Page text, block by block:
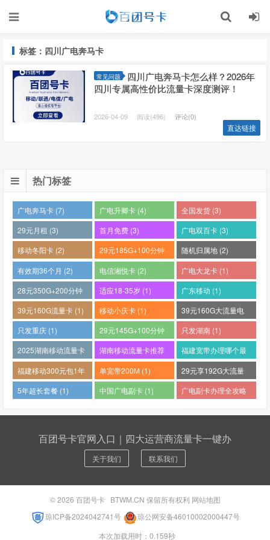
标签：四川广电奔马卡
常见问题
四川广电奔马卡怎么样？2026年
四川专属高性价比流量卡深度测评！
2026-04-09 阅读(496) 评论(0)
直达链接
热门标签
广电奔马卡 (7) 广电升卿卡 (4)
全国发货 (3)
29元月租 (3)
首月免费 (3)
广电双百卡 (3)
移动冬阳卡 (2)
29元185G+100分钟
(2)
随机归属地 (2)
有效期36个月 (2)
电信湘悦卡 (2)
广电大龙卡 (1)
28元350G+200分钟
(1)
适应18-35岁 (1)
广东移动 (1)
39元160G流量卡 (1)
移动小庆卡 (1)
39元160G大流量电
话卡 (1)
只发重庆 (1)
29元145G+100分钟
(1)
只发湖南 (1)
2025湖南移动流量卡
哪个好 (1)
湖南移动流量卡推荐
(1)
福建宽带办理哪个最
便宜 (1)
福建移动300元包1年
(1)
单宽带200M (1)
29元享192G大流量
(1)
5年超长套餐 (1) 中国广电副卡 (1)
广电副卡办理全攻略
百团号卡官网入口｜四大运营商流量卡一键办
关于我们 联系我们
© 2026 百团号卡BTWM.CN 保留所有权利 网站地图
琼ICP备2024042741号
琼公网安备46010002000447号
本次加载用时：0.159秒